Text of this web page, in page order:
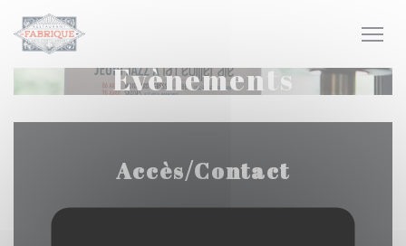
Personnalisation de vos choix en matière de cookies
Évènements
Accès/Contact